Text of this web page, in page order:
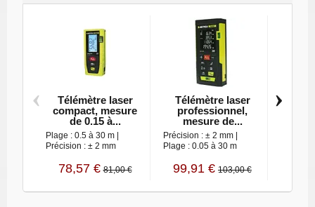
Télémètre laser
compact, mesure
de 0.15 à...
Plage : 0.5 à 30 m |
Précision : ± 2 mm
78,57 € 81,00 €
Télémètre laser
professionnel,
mesure de...
Précision : ± 2 mm |
Plage : 0.05 à 30 m
99,91 € 103,00 €
‹ ›